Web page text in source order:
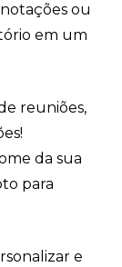
ou
em um
reuniões,
da sua
para
e